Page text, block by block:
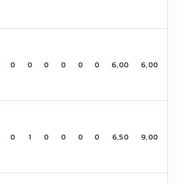
0 0 0 0 0 0 6,00 6,00
0 1 0 0 0 0 6,50 9,00